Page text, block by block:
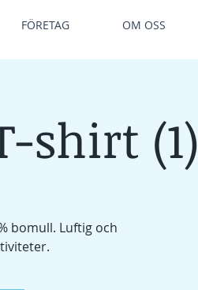
FÖRETAG OM OSS
shirt (1)
bomull. Luftig och